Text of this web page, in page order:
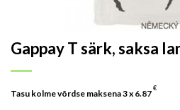
Gappay T särk, saksa
Tasu kolme võrdse maksena 3 x 6.87
€